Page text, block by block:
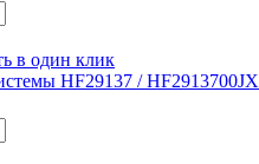
в один клик
HF29137 / HF2913700JX